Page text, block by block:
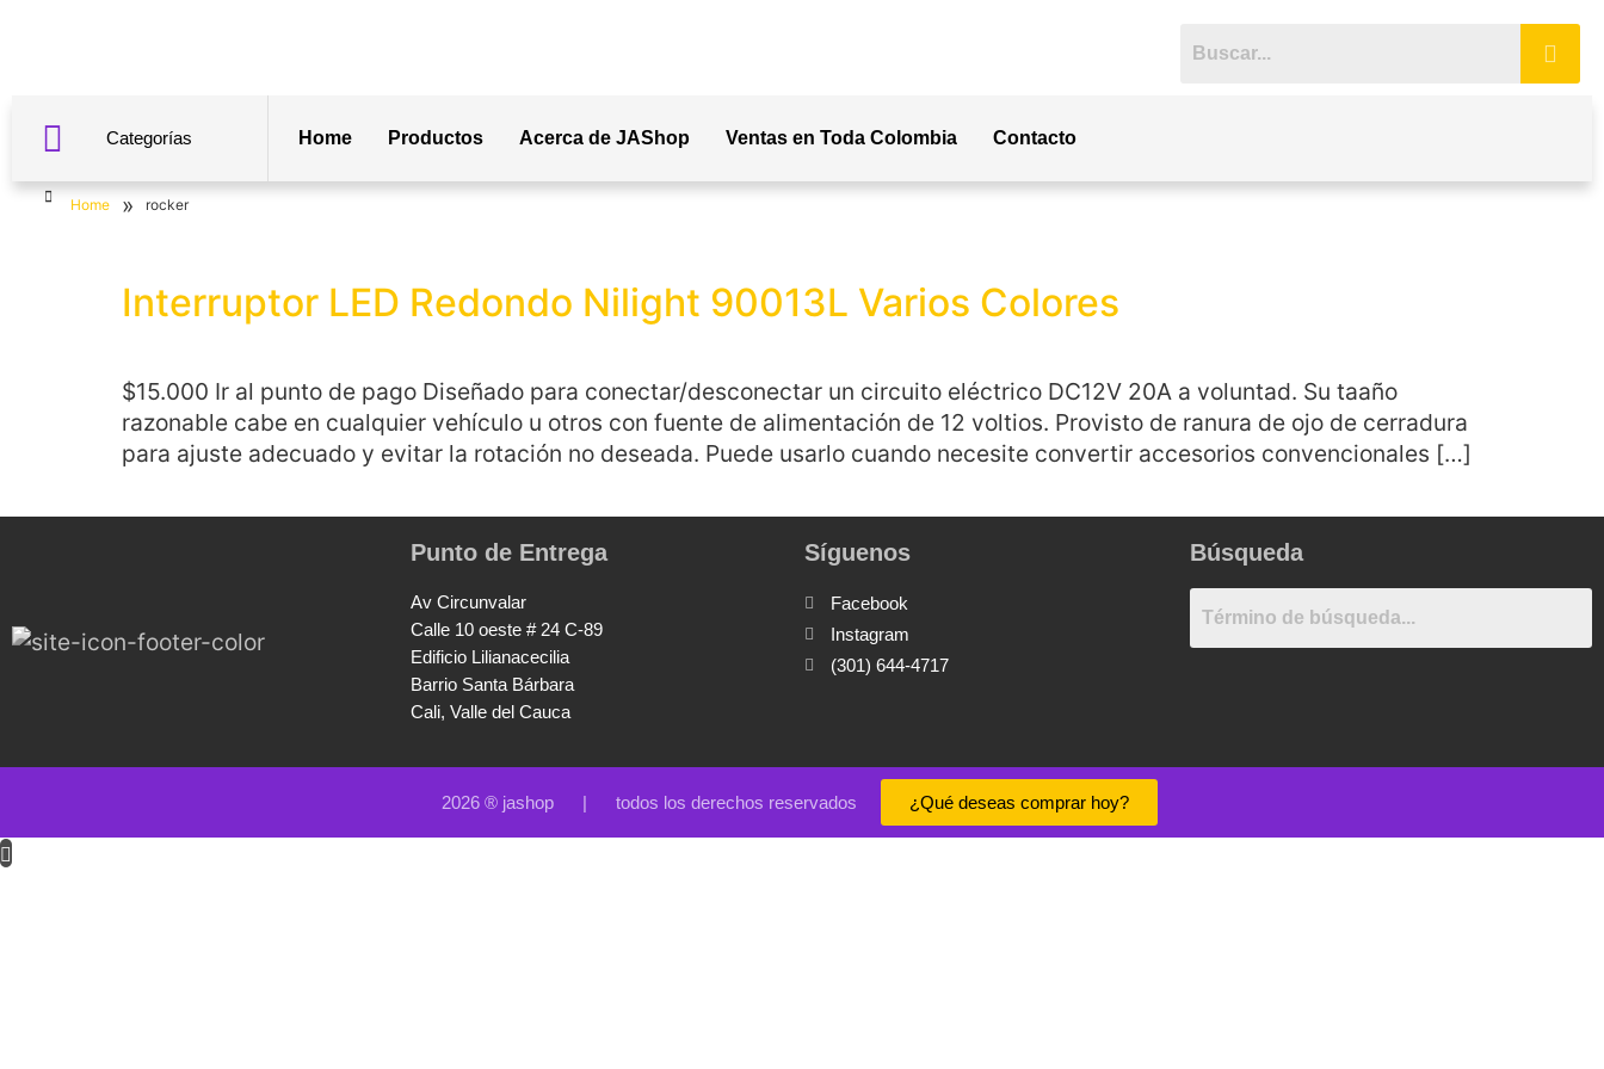
Categorías Home Productos Acerca de JAShop Ventas en Toda Colombia Contacto
Home » rocker
Interruptor LED Redondo Nilight 90013L Varios Colores
$15.000 Ir al punto de pago Diseñado para conectar/desconectar un circuito eléctrico DC12V 20A a voluntad. Su taaño
razonable cabe en cualquier vehículo u otros con fuente de alimentación de 12 voltios. Provisto de ranura de ojo de cerradura
para ajuste adecuado y evitar la rotación no deseada. Puede usarlo cuando necesite convertir accesorios convencionales […]
Punto de Entrega
Av Circunvalar
Calle 10 oeste # 24 C-89
Edificio Lilianacecilia
Barrio Santa Bárbara
Cali, Valle del Cauca
Síguenos
Facebook
Instagram
(301) 644-4717
Búsqueda
2026 ® jashop | todos los derechos reservados ¿Qué deseas comprar hoy?